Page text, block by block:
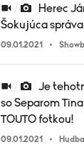
Šokujúca
09.01.2021
so Separom
TOUTO fotkou!
09.01.2021 Hudba